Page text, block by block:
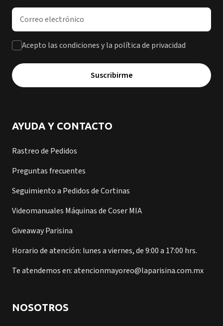
Dirección de correo electrónico
Acepto las condiciones y la política de privacidad
Suscribirme
AYUDA Y CONTACTO
Rastreo de Pedidos
Preguntas frecuentes
Seguimiento a Pedidos de Cortinas
Videomanuales Máquinas de Coser MIA
Giveaway Parisina
Horario de atención: lunes a viernes, de 9:00 a 17:00 hrs.
Te atendemos en: atencionmayoreo@laparisina.com.mx
NOSOTROS